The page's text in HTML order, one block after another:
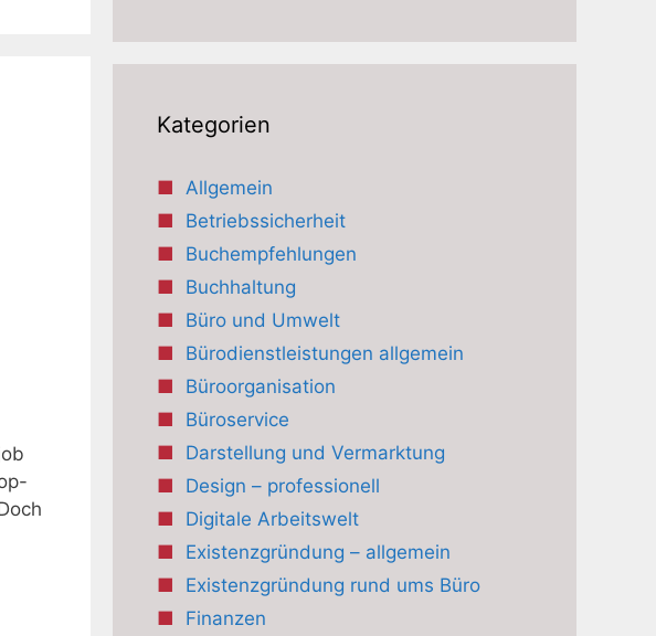
Kategorien
Allgemein
Betriebssicherheit
Buchempfehlungen
Buchhaltung
Büro und Umwelt
Bürodienstleistungen allgemein
Büroorganisation
Büroservice
Darstellung und Vermarktung
Design – professionell
Digitale Arbeitswelt
Existenzgründung – allgemein
Existenzgründung rund ums Büro
Finanzen